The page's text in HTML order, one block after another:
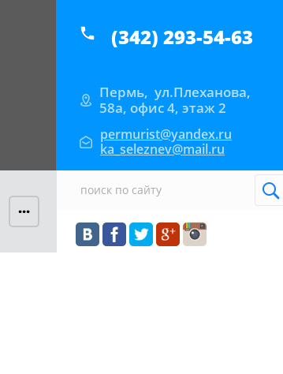
(342) 293-54-63
...
Пермь, ул.Плеханова,
58а, офис 4, этаж 2
permurist@yandex.ru
ka_seleznev@mail.ru